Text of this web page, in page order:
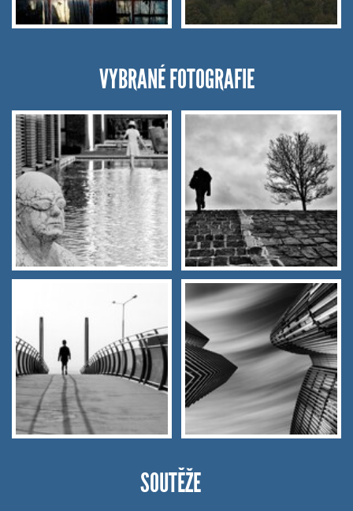
VYBRANÉ FOTOGRAFIE
SOUTĚŽE